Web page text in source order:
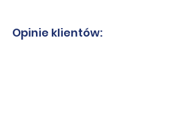
Opinie klientów: